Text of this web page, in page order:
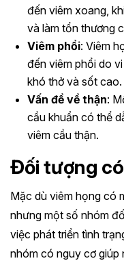
đến viêm xoang,
và làm tổn thương
Viêm phổi: Viêm
đến viêm phổi do
khó thở và sốt cao.
Vấn đề về thận:
cầu khuẩn có thể
viêm cầu thận.
Đối tượng
Mặc dù viêm họng có
nhưng một số nhóm
việc phát triển tình
nhóm có nguy cơ giúp